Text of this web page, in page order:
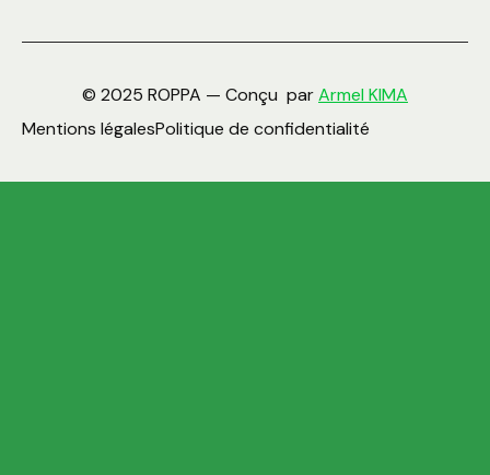
© 2025 ROPPA — Conçu parArmel KIMA
Mentions légalesPolitique de confidentialité